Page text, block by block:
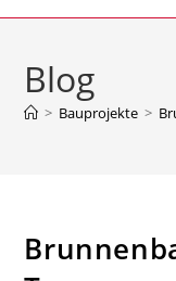
Blog
> Bauprojekte >